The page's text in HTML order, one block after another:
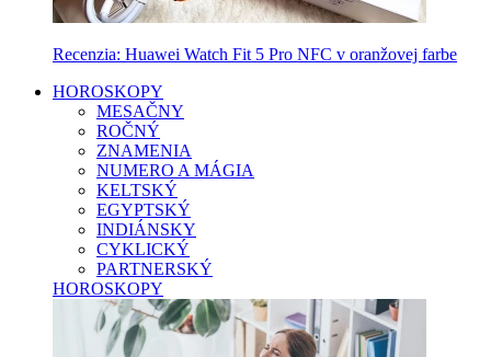
Recenzia: Huawei Watch Fit 5 Pro NFC v oranžovej farbe
HOROSKOPY
MESAČNY
ROČNÝ
ZNAMENIA
NUMERO A MÁGIA
KELTSKÝ
EGYPTSKÝ
INDIÁNSKY
CYKLICKÝ
PARTNERSKÝ
HOROSKOPY